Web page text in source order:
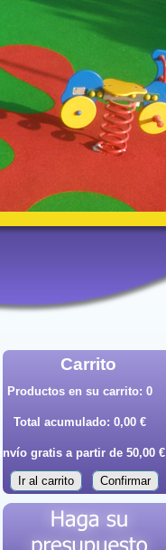
Carrito
Productos en su carrito: 0
Total acumulado: 0,00 €
Envío gratis a partir de 50,00 €
Ir al carrito Confirmar